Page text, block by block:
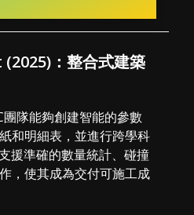
：整合式建築
隊能夠創建智能的參數
和明細表，並進行跨學科
援準確的數量統計、碰撞
，使其成為交付可施工成